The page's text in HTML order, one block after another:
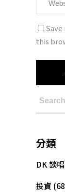
this
分類
DK 談
投資